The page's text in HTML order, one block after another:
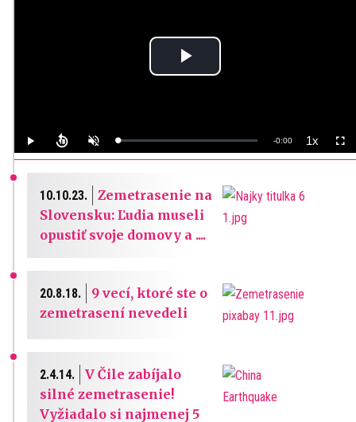
Play
Play UnmuteLoaded:
0%
Remaining
-0:00 1xPlayback
Rate
10.10.23.
Zemetrasenie na
Slovensku: Ľudia museli
opustiť svoje domovy a ....
20.8.18.
9 vecí, ktoré ste o
zemetrasení nevedeli
2.4.14.
V Čile zabíjalo
silné zemetrasenie!
Vyžiadalo si najmenej 5